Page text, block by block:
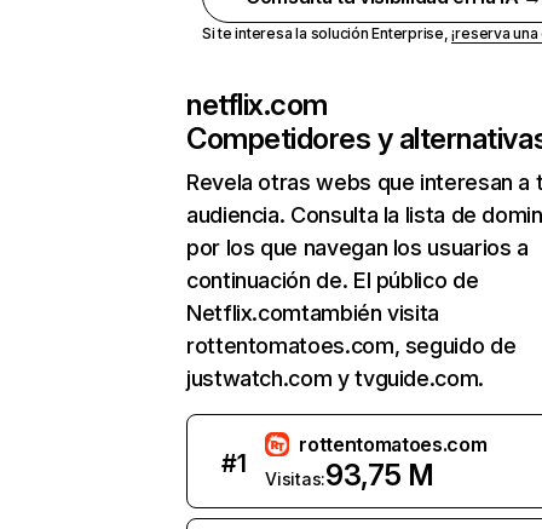
Si te interesa la solución Enterprise,¡reserva
netflix.com
Competidores y
Revela otras webs que interesan a
audiencia. Consulta la lista de
por los que navegan los usuarios a
continuación de. El público de
Netflix.comtambién visita
rottentomatoes.com, seguido de
justwatch.com y tvguide.com.
#1
rottentomatoes.com
Visitas:93,75 M